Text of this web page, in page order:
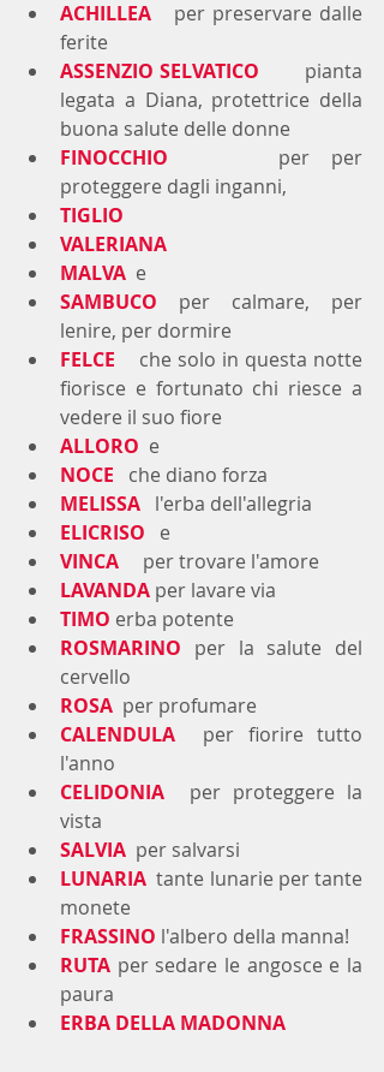
ACHILLEA
  per preservare dalle
ferite
ASSENZIO SELVATICO
pianta
legata a Diana, protettrice della
buona salute delle donne
FINOCCHIO
per per
proteggere dagli inganni,
TIGLIO
VALERIANA
MALVA e
SAMBUCO
per calmare, per
lenire, per dormire
FELCE
che solo in questa notte
fiorisce e fortunato chi riesce a
vedere il suo fiore
ALLORO e
NOCE
che diano forza
MELISSA l'erba dell'allegria
ELICRISO
e
VINCA
per trovare l'amore
LAVANDA per lavare via
TIMO erba potente
ROSMARINO per la salute del
cervello
ROSA
  per profumare
CALENDULA
  per fiorire tutto
l'anno
CELIDONIA
  per proteggere la
vista
SALVIA per salvarsi
LUNARIA
  tante lunarie per tante
monete
FRASSINO l'albero della manna!
RUTA per sedare le angosce e la
paura
ERBA DELLA MADONNA